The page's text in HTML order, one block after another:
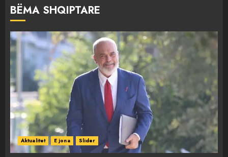
BËMA SHQIPTARE
Aktualitet E jona Slider